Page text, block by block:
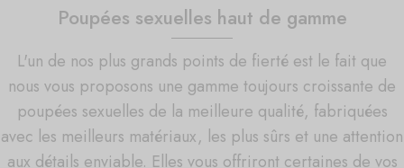
Poupées sexuelles haut de gamme
L'un de nos plus grands points de fierté est le fait que
nous vous proposons une gamme toujours croissante de
poupées sexuelles de la meilleure qualité, fabriquées
avec les meilleurs matériaux, les plus sûrs et une attention
aux détails enviable. Elles vous offriront certaines de vos